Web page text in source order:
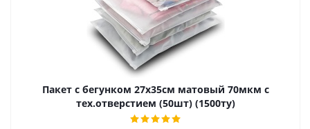
Пакет с бегунком 27х35см матовый 70мкм с
тех.отверстием (50шт) (1500ту)